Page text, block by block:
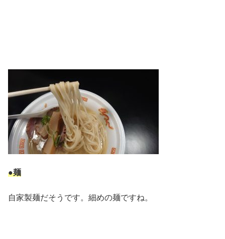
●麺
自家製麺だそうです。細めの麺ですね。